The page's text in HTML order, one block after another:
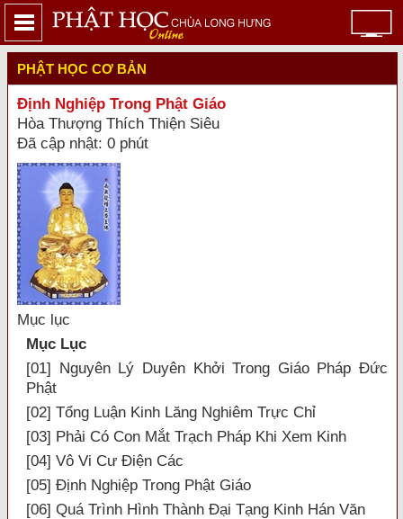
PHẬT HỌC CƠ BẢN
Định Nghiệp Trong Phật Giáo
Hòa Thượng Thích Thiện Siêu
Đã cập nhật: 0 phút
Mục lục
Mục Lục
[01] Nguyên Lý Duyên Khởi Trong Giáo Pháp Đức
Phật
[02] Tổng Luận Kinh Lăng Nghiêm Trực Chỉ
[03] Phải Có Con Mắt Trạch Pháp Khi Xem Kinh
[04] Vô Vi Cư Ðiện Các
[05] Định Nghiệp Trong Phật Giáo
[06] Quá Trình Hình Thành Ðại Tạng Kinh Hán Văn